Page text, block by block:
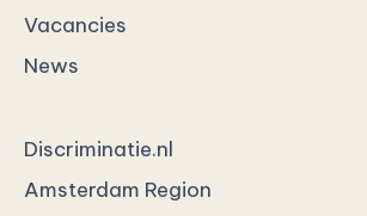
Vacancies
News
Discriminatie.nl
Amsterdam Region